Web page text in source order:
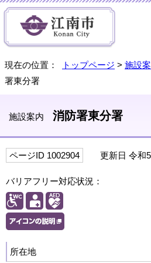
現在の位置： トップページ > 施設
署東分署
施設案内 消防署東分署
ページID 1002904 更新日 令和5
バリアフリー対応状況：
所在地